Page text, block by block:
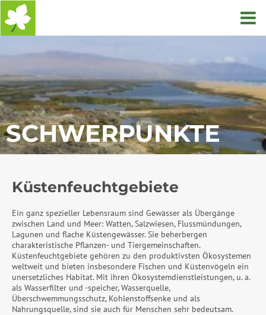
SCHWERPUNKTE
Küstenfeuchtgebiete
Ein ganz spezieller Lebensraum sind Gewässer als Übergänge
zwischen Land und Meer: Watten, Salzwiesen, Flussmündungen,
Lagunen und flache Küstengewässer. Sie beherbergen
charakteristische Pflanzen- und Tiergemeinschaften.
Küstenfeuchtgebiete gehören zu den produktivsten Ökosystemen
weltweit und bieten insbesondere Fischen und Küstenvögeln ein
unersetzliches Habitat. Mit ihren Ökosystemdienstleistungen, u. a.
als Wasserfilter und -speicher, Wasserquelle,
Überschwemmungsschutz, Kohlenstoffsenke und als
Nahrungsquelle, sind sie auch für Menschen sehr bedeutsam.